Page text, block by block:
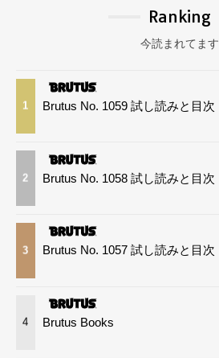
Ranking
今読まれてます
1 Brutus No. 1059 試し読みと目次
2 Brutus No. 1058 試し読みと目次
3 Brutus No. 1057 試し読みと目次
4 Brutus Books